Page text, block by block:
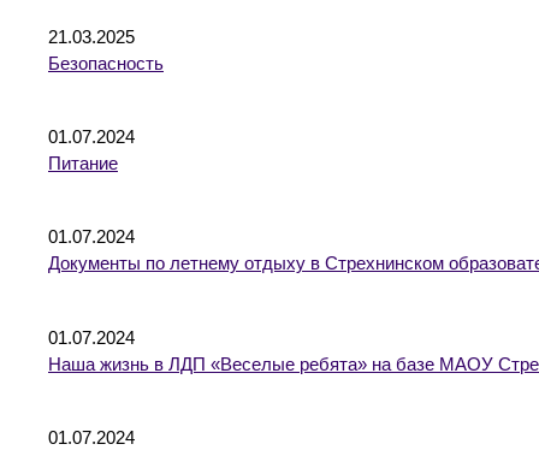
21.03.2025
Безопасность
01.07.2024
Питание
01.07.2024
Документы по летнему отдыху в Стрехнинском
01.07.2024
Наша жизнь в ЛДП «Веселые ребята» на базе МАОУ
01.07.2024